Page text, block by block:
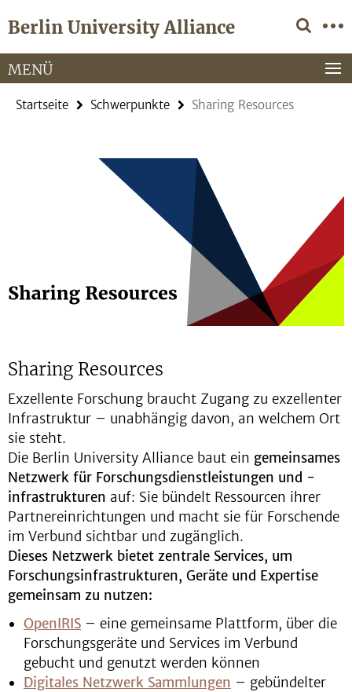
direkt
Inhalt
Berlin University Alliance
Service-
Navigation
MENÜ
Startseite Schwerpunkte Sharing Resources
Sharing Resources
Exzellente Forschung braucht Zugang zu exzellenter
Infrastruktur – unabhängig davon, an welchem Ort
sie steht.
Die Berlin University Alliance baut ein gemeinsames
Netzwerk für Forschungsdienstleistungen und -
infrastrukturen auf: Sie bündelt Ressourcen ihrer
Partnereinrichtungen und macht sie für Forschende
im Verbund sichtbar und zugänglich.
Dieses Netzwerk bietet zentrale Services, um
Forschungsinfrastrukturen, Geräte und Expertise
gemeinsam zu nutzen:
OpenIRIS – eine gemeinsame Plattform, über die
Forschungsgeräte und Services im Verbund
gebucht und genutzt werden können
Digitales Netzwerk Sammlungen – gebündelter